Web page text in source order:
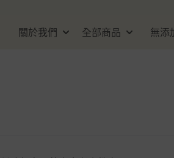
關於我們 全部商品 無添